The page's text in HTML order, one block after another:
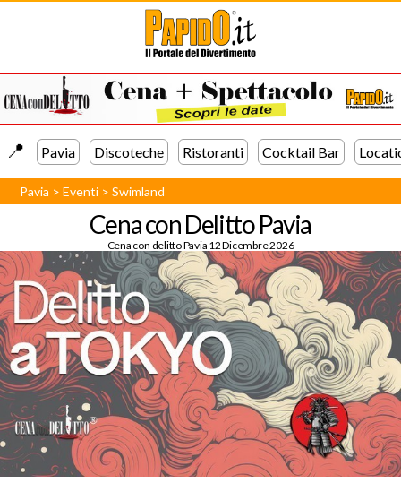
📍️ Pavia Discoteche Ristoranti Cocktail Bar
Pavia >Eventi >Swimland
Cena con Delitto Pavia
Cena con delitto Pavia 12 Dicembre 2026